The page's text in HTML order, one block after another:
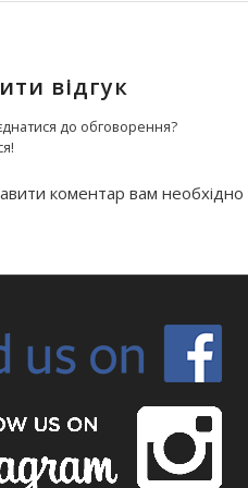
відгук
до обговорення?
коментар вам необхідно